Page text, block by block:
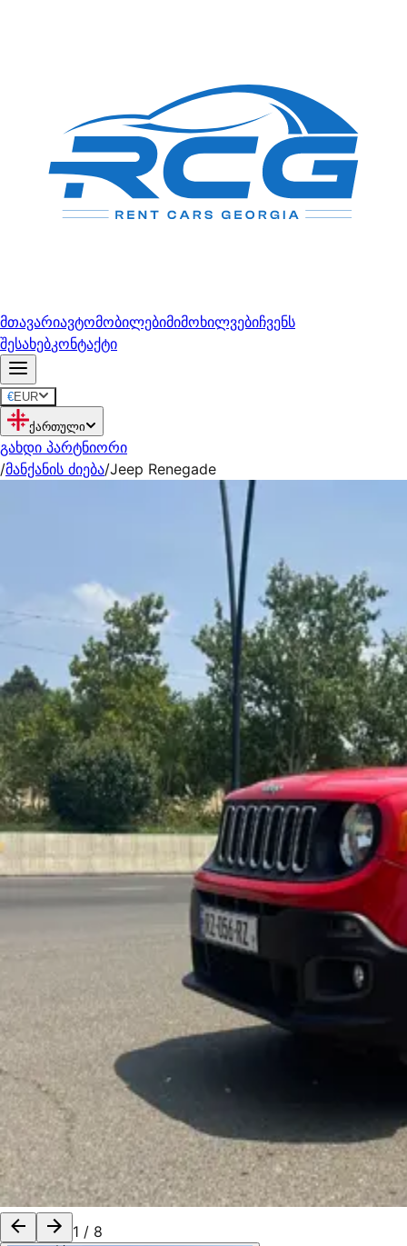
მთავარიავტომობილებიმიმოხილვებიჩვენს
შესახებკონტაქტი
€EUR
ქართული
გახდი პარტნიორი
/მანქანის ძიება/Jeep Renegade
1 / 8